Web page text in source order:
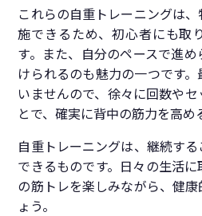
これらの自重トレーニングは
施できるため、初心者にも取
す。また、自分のペースで進
けられるのも魅力の一つです
いませんので、徐々に回数や
とで、確実に背中の筋力を高め
自重トレーニングは、継続す
できるものです。日々の生活
の筋トレを楽しみながら、健
ょう。